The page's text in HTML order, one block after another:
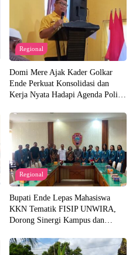
Regional
Domi Mere Ajak Kader Golkar
Ende Perkuat Konsolidasi dan
Kerja Nyata Hadapi Agenda Politik
Regional
Bupati Ende Lepas Mahasiswa
KKN Tematik FISIP UNWIRA,
Dorong Sinergi Kampus dan